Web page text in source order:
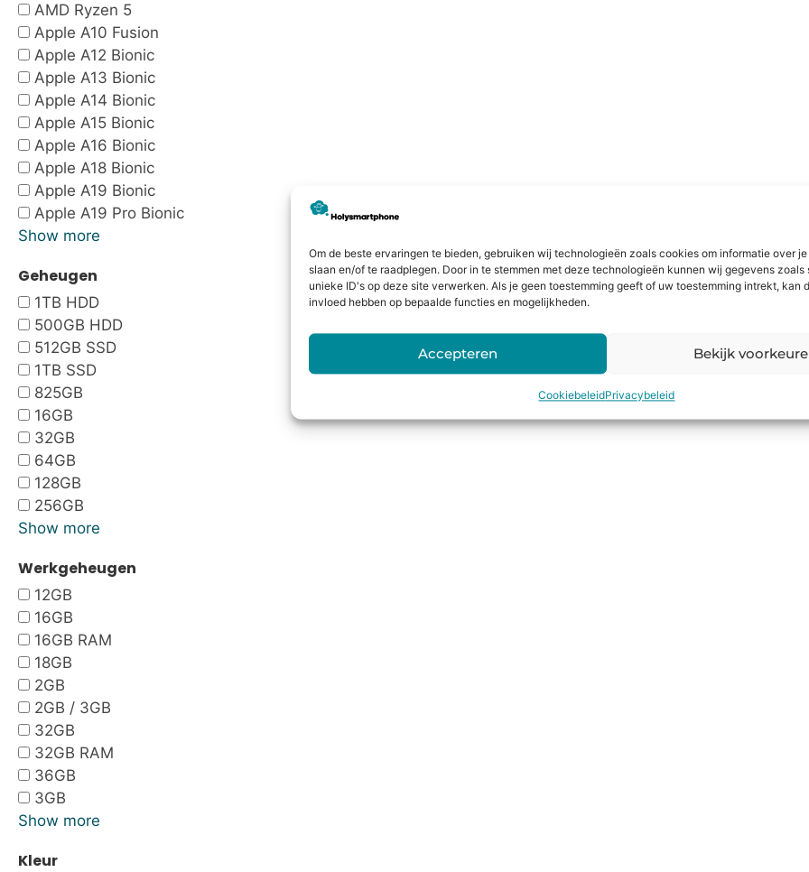
Om de beste ervaringen te bieden, gebruiken wij technologieën zoals cookies om informatie over
slaan en/of te raadplegen. Door in te stemmen met deze technologieën kunnen wij gegevens zoals
unieke ID's op deze site verwerken. Als je geen toestemming geeft of uw toestemming intrekt, kan
invloed hebben op bepaalde functies en mogelijkheden.
Accepteren Bekijk
CookiebeleidPrivacybeleid
AMD Ryzen 5
Apple A10 Fusion
Apple A12 Bionic
Apple A13 Bionic
Apple A14 Bionic
Apple A15 Bionic
Apple A16 Bionic
Apple A18 Bionic
Apple A19 Bionic
Apple A19 Pro Bionic
Show more
Geheugen
1TB HDD
500GB HDD
512GB SSD
1TB SSD
825GB
16GB
32GB
64GB
128GB
256GB
Show more
Werkgeheugen
12GB
16GB
16GB RAM
18GB
2GB
2GB / 3GB
32GB
32GB RAM
36GB
3GB
Show more
Kleur